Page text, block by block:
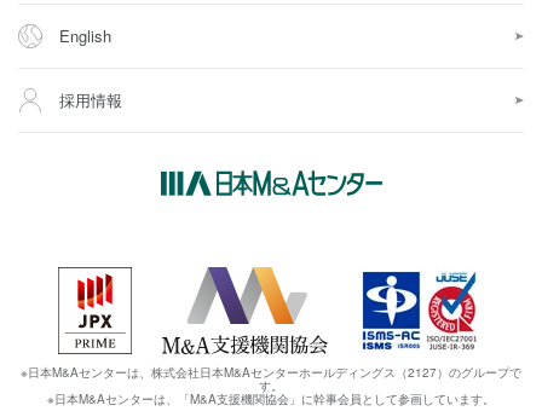
English
採用情報
※日本M&Aセンターは、株式会社日本M&Aセンターホールディングス（2127）のグループで
す。
※日本M&Aセンターは、「M&A支援機関協会」に幹事会員として参画しています。